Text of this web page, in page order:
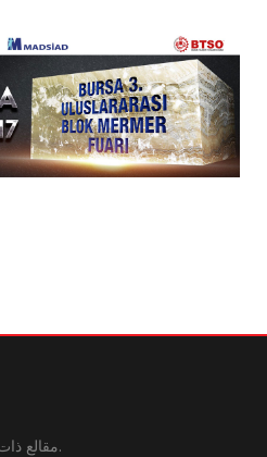
مقالع ذات فعالية عالية وإنتاج ضخم.